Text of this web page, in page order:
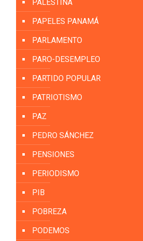
PALESTINA
PAPELES PANAMÁ
PARLAMENTO
PARO-DESEMPLEO
PARTIDO POPULAR
PATRIOTISMO
PAZ
PEDRO SÁNCHEZ
PENSIONES
PERIODISMO
PIB
POBREZA
PODEMOS